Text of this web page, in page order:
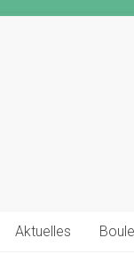
Aktuelles Boule